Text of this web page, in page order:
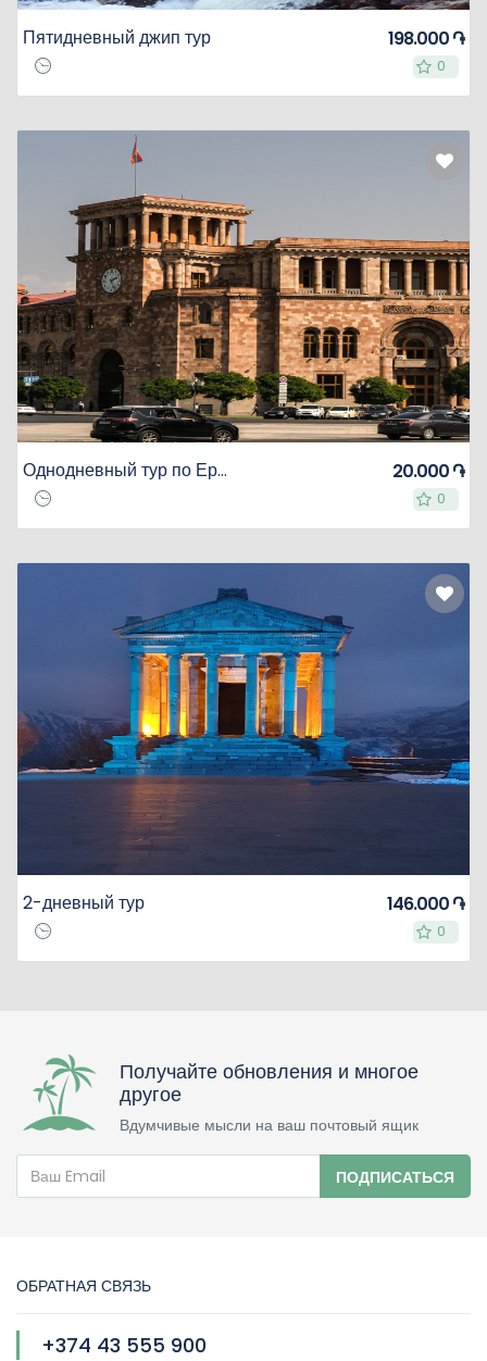
Пятидневный джип тур
0
0
198.000 ֏
Однодневный тур по Еревану
0
0
20.000 ֏
2-дневный тур
0
0
146.000 ֏
Получайте обновления и многое
другое
Вдумчивые мысли на ваш почтовый ящик
ПОДПИСАТЬСЯ
ОБРАТНАЯ СВЯЗЬ
+374 43 555 900